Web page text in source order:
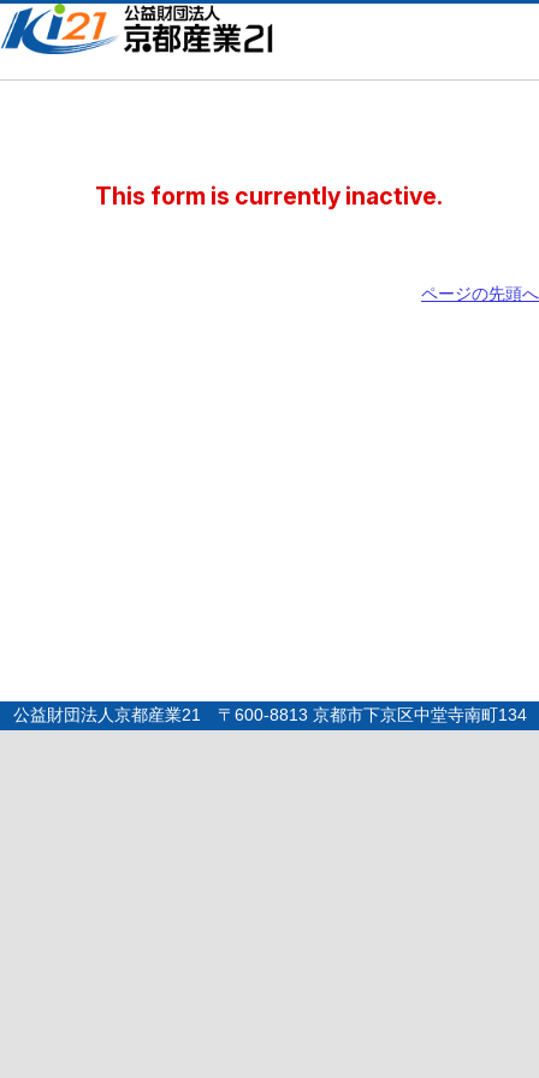
ページの先頭へ
公益財団法人京都産業21 〒600-8813 京都市下京区中堂寺南町134